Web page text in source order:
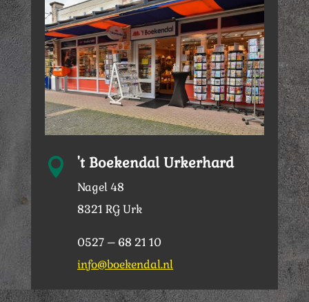
 't Boekendal Urkerhard
Nagel 48
8321 RG Urk
0527 – 68 21 10
info@boekendal.nl